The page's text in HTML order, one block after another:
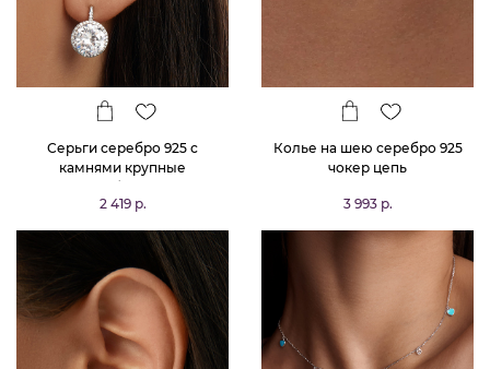
Серьги серебро 925 с
камнями крупные
2 419 р.
Колье на шею серебро 925
чокер цепь
3 993 р.